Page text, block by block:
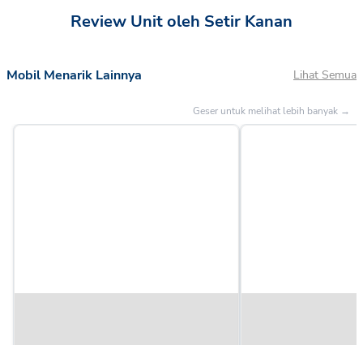
Review Unit oleh Setir Kanan
Mobil Menarik Lainnya Lihat Semua
Geser untuk melihat lebih banyak →